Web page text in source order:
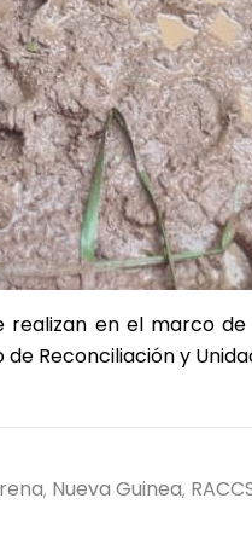
en el marco de
Reconciliación y
, Nueva Guinea,